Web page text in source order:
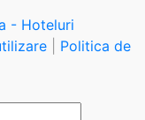
- Hoteluri
Politica de